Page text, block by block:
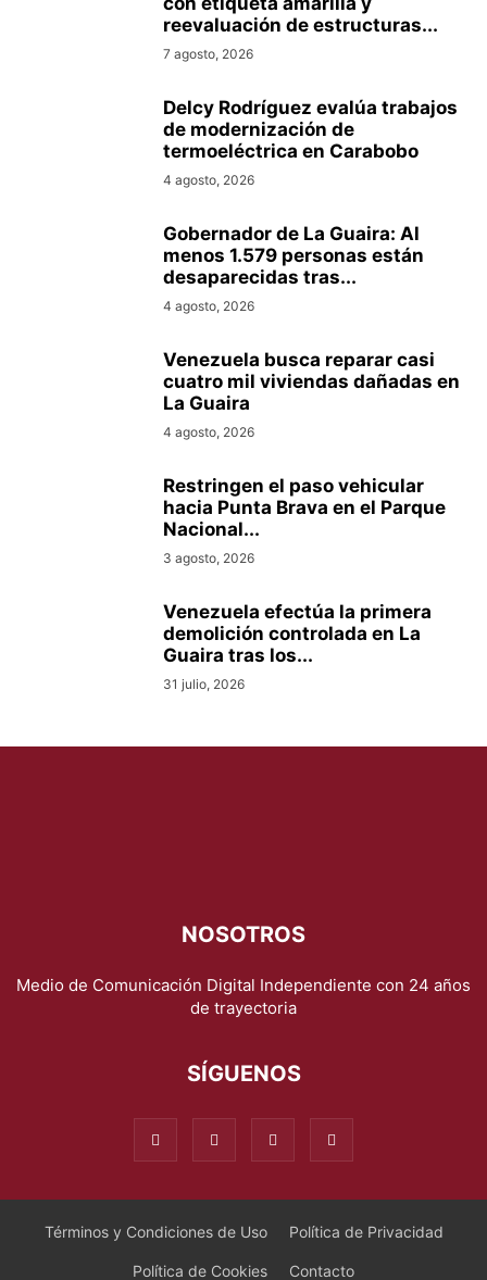
reevaluación de estructuras...
7 agosto, 2026
Delcy Rodríguez evalúa trabajos
de modernización de
termoeléctrica en Carabobo
4 agosto, 2026
Gobernador de La Guaira: Al
menos 1.579 personas están
desaparecidas tras...
4 agosto, 2026
Venezuela busca reparar casi
cuatro mil viviendas dañadas en
La Guaira
4 agosto, 2026
Restringen el paso vehicular
hacia Punta Brava en el Parque
Nacional...
3 agosto, 2026
Venezuela efectúa la primera
demolición controlada en La
Guaira tras los...
31 julio, 2026
NOSOTROS
Medio de Comunicación Digital Independiente con 24 años
de trayectoria
SÍGUENOS
Términos y Condiciones de Uso Política de Privacidad
Política de Cookies Contacto